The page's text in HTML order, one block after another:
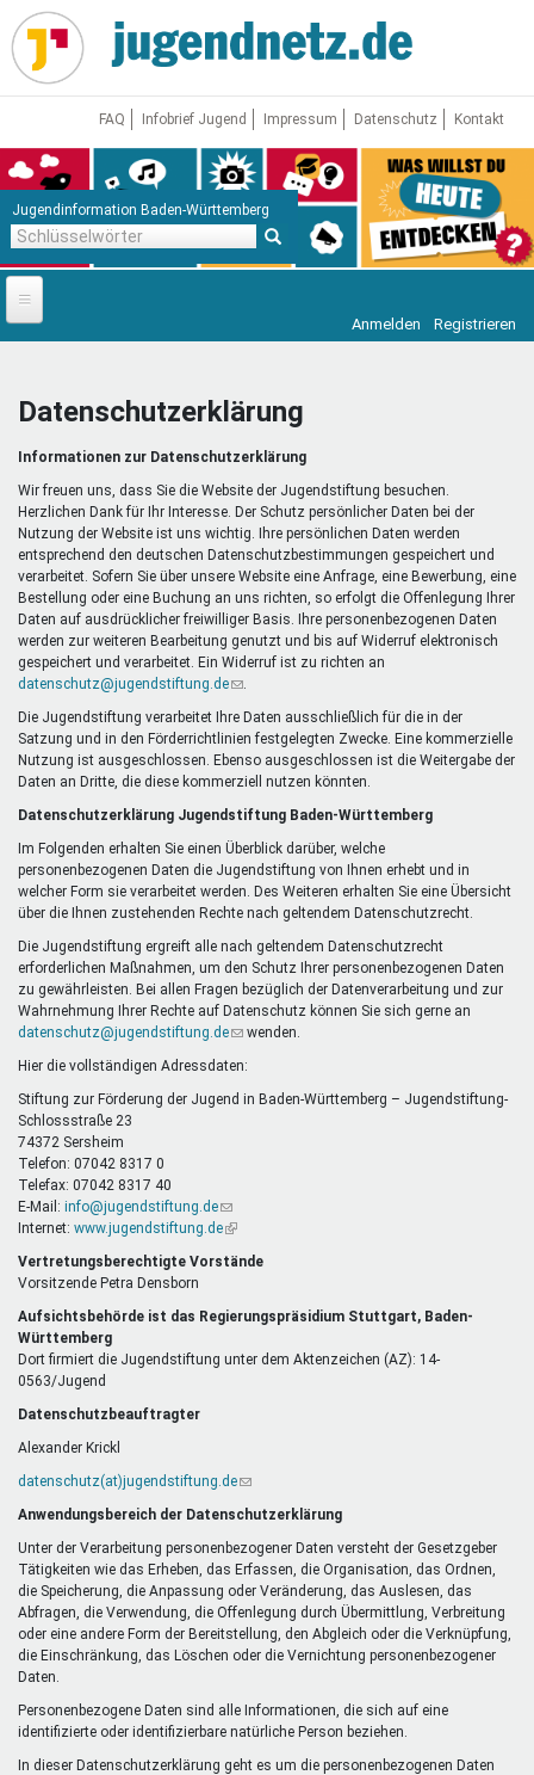
Direkt
zum
Inhalt
FAQ Infobrief Jugend Impressum Datenschutz Kontakt
Jugendinformation Baden-Württemberg
Startseite
Jugendnetz
Freizeit & Reisen
Mentoren & Projekte
Schule & Beruf
Demokratie & Beteiligung
Vor Ort
Anmelden Registrieren
Datenschutzerklärung
Informationen zur Datenschutzerklärung
Wir freuen uns, dass Sie die Website der Jugendstiftung besuchen.
Herzlichen Dank für Ihr Interesse. Der Schutz persönlicher Daten bei der
Nutzung der Website ist uns wichtig. Ihre persönlichen Daten werden
entsprechend den deutschen Datenschutzbestimmungen gespeichert und
verarbeitet. Sofern Sie über unsere Website eine Anfrage, eine Bewerbung, eine
Bestellung oder eine Buchung an uns richten, so erfolgt die Offenlegung Ihrer
Daten auf ausdrücklicher freiwilliger Basis. Ihre personenbezogenen Daten
werden zur weiteren Bearbeitung genutzt und bis auf Widerruf elektronisch
gespeichert und verarbeitet. Ein Widerruf ist zu richten an
datenschutz@jugendstiftung.de(Link
E-
Mail)
Die Jugendstiftung verarbeitet Ihre Daten ausschließlich für die in der
Satzung und in den Förderrichtlinien festgelegten Zwecke. Eine kommerzielle
Nutzung ist ausgeschlossen. Ebenso ausgeschlossen ist die Weitergabe der
Daten an Dritte, die diese kommerziell nutzen könnten.
Datenschutzerklärung Jugendstiftung Baden-Württemberg
Im Folgenden erhalten Sie einen Überblick darüber, welche
personenbezogenen Daten die Jugendstiftung von Ihnen erhebt und in
welcher Form sie verarbeitet werden. Des Weiteren erhalten Sie eine Übersicht
über die Ihnen zustehenden Rechte nach geltendem Datenschutzrecht.
Die Jugendstiftung ergreift alle nach geltendem Datenschutzrecht
erforderlichen Maßnahmen, um den Schutz Ihrer personenbezogenen Daten
zu gewährleisten. Bei allen Fragen bezüglich der Datenverarbeitung und zur
Wahrnehmung Ihrer Rechte auf Datenschutz können Sie sich gerne an
datenschutz@jugendstiftung.de(Link
E-
Mail)
wenden.
Hier die vollständigen Adressdaten:
Stiftung zur Förderung der Jugend in Baden-Württemberg – Jugendstiftung-
Schlossstraße 23
74372 Sersheim
Telefon: 07042 8317 0
Telefax: 07042 8317 40
E-Mail: info@jugendstiftung.de(Link
sendet
Mail)
Internet: www.jugendstiftung.de(Link
extern)
Vertretungsberechtigte Vorstände
Vorsitzende Petra Densborn
Aufsichtsbehörde ist das Regierungspräsidium Stuttgart, Baden-
Württemberg
Dort firmiert die Jugendstiftung unter dem Aktenzeichen (AZ): 14-
0563/Jugend
Datenschutzbeauftragter
Alexander Krickl
datenschutz(at)jugendstiftung.de(Link
E-
Mail)
Anwendungsbereich der Datenschutzerklärung
Unter der Verarbeitung personenbezogener Daten versteht der Gesetzgeber
Tätigkeiten wie das Erheben, das Erfassen, die Organisation, das Ordnen,
die Speicherung, die Anpassung oder Veränderung, das Auslesen, das
Abfragen, die Verwendung, die Offenlegung durch Übermittlung, Verbreitung
oder eine andere Form der Bereitstellung, den Abgleich oder die Verknüpfung,
die Einschränkung, das Löschen oder die Vernichtung personenbezogener
Daten.
Personenbezogene Daten sind alle Informationen, die sich auf eine
identifizierte oder identifizierbare natürliche Person beziehen.
In dieser Datenschutzerklärung geht es um die personenbezogenen Daten